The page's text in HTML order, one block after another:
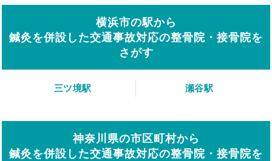
横浜市の駅から
鍼灸を併設した交通事故対応の整骨院・接骨院を
さがす
三ツ境駅 瀬谷駅
神奈川県の市区町村から
鍼灸を併設した交通事故対応の整骨院・接骨院を